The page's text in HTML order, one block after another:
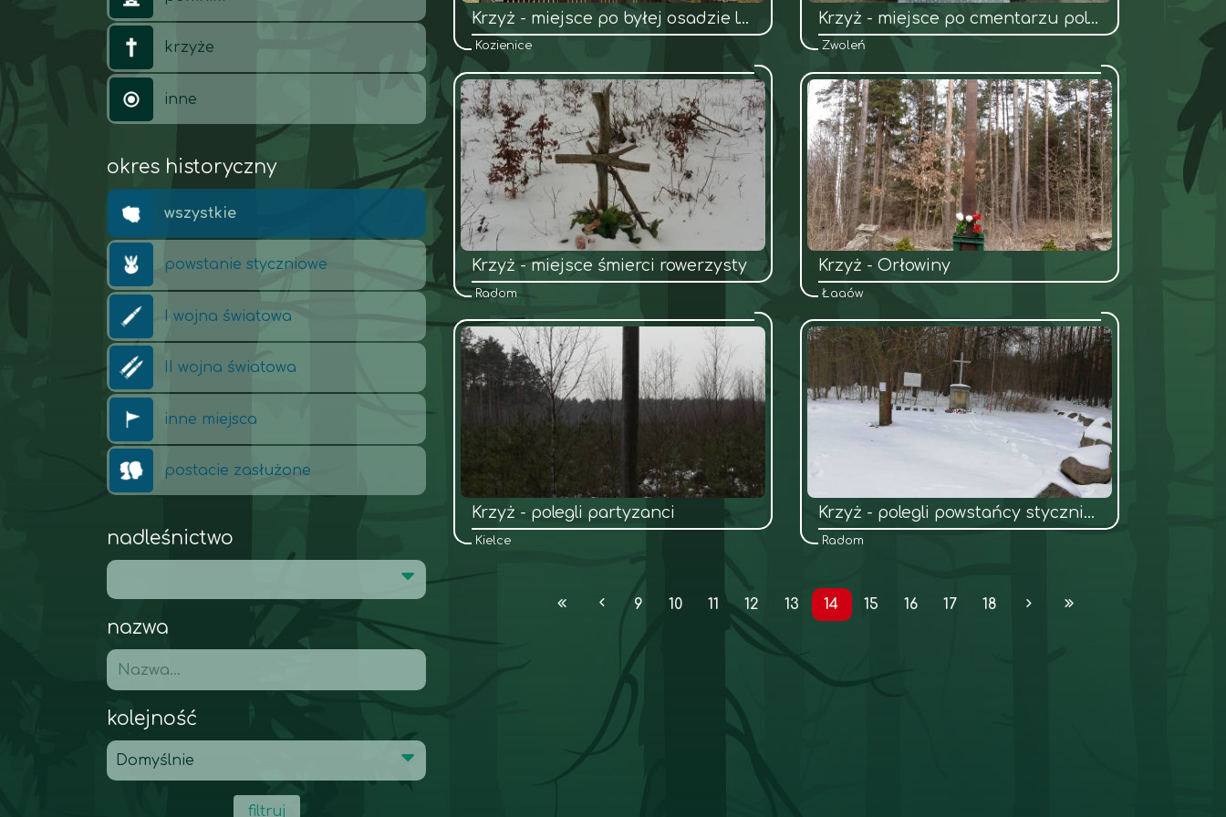
Krzyż - miejsce po byłej osadzie leśnej tzw. Kobylina
Kozienice
Krzyż - miejsce po cmentarzu polowym, bitwa pod Laskami-Anielinem
Zwoleń
Krzyż - miejsce śmierci rowerzysty
Radom
Krzyż - Orłowiny
Łagów
Krzyż - polegli partyzanci
Kielce
Krzyż - polegli powstańcy styczniowi w bitwie pod Kowalą
Radom
9 10 11 12 13 14 15 16 17 18
krzyże
inne
okres historyczny
wszystkie
powstanie styczniowe
I wojna światowa
II wojna światowa
inne miejsca
postacie zasłużone
nadleśnictwo
nazwa
kolejność
filtruj